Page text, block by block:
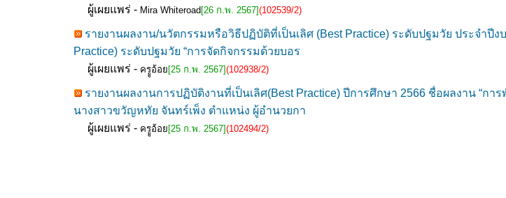
ผู้เผยแพร่ - Mira Whiteroad [26 ก.พ. 2567](102539/2)
รายงานผลงาน/นวัตกรรมหรือวิธีปฏิบัติที่เป็นเลิศ (Best Practice) ระดับปฐมวัย ประจำ
Practice) ระดับปฐมวัย “การจัดกิจกรรมด้วยบอร
ผู้เผยแพร่ - ครููอ้อย [25 ก.พ. 2567](102938/2)
รายงานผลงานการปฏิบัติงานที่เป็นเลิศ(Best Practice) ปีการศึกษา 2566 ชื่อผลงาน “
นางสาวขวัญหทัย จันทร์เพ็ง ตำแหน่ง ผู้อำนวยกา
ผู้เผยแพร่ - ครููอ้อย [25 ก.พ. 2567](102494/2)